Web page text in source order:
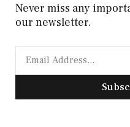
Never miss any
our newsletter.